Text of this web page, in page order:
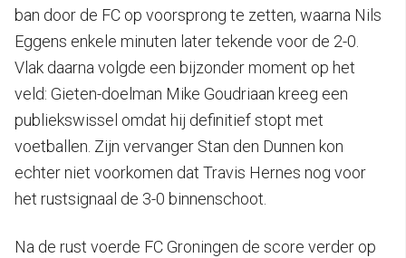
ban door de FC op voorsprong te zetten, waarna Nils
Eggens enkele minuten later tekende voor de 2-0.
Vlak daarna volgde een bijzonder moment op het
veld: Gieten-doelman Mike Goudriaan kreeg een
publiekswissel omdat hij definitief stopt met
voetballen. Zijn vervanger Stan den Dunnen kon
echter niet voorkomen dat Travis Hernes nog voor
het rustsignaal de 3-0 binnenschoot.
Na de rust voerde FC Groningen de score verder op